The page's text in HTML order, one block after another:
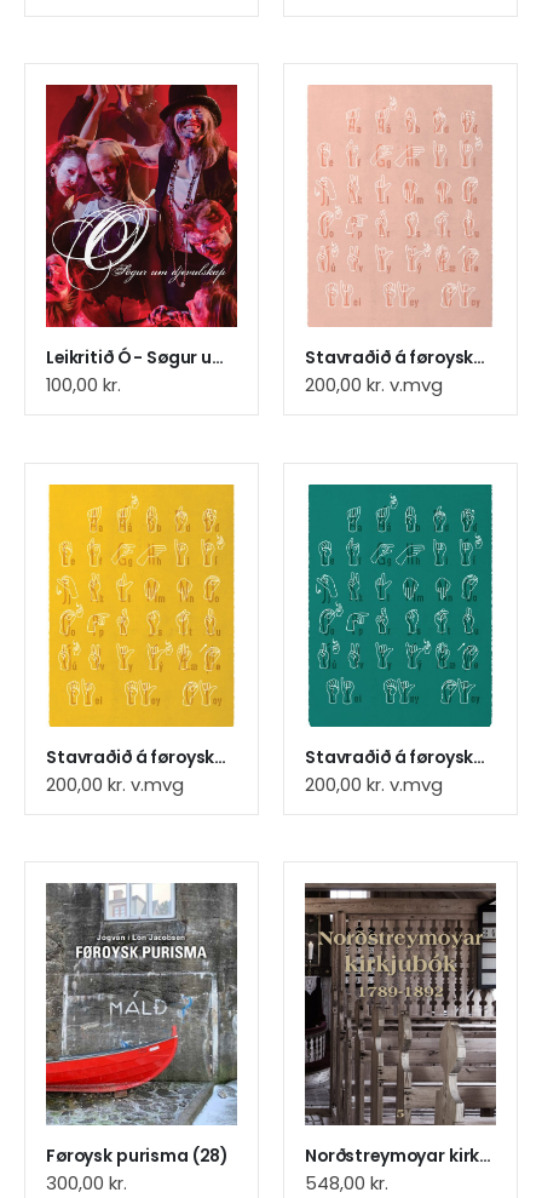
Leikritið Ó - Søgur um djevulskap (36)
100,00 kr.
Stavraðið á føroyskum teknmáli, ljósareyð plakat
200,00 kr. v.mvg
Stavraðið á føroyskum teknmáli, gul plakat
200,00 kr. v.mvg
Stavraðið á føroyskum teknmáli, grøn plakat
200,00 kr. v.mvg
Føroysk purisma (28)
300,00 kr.
Norðstreymoyar kirkjubók 1789-1892 (7)
548,00 kr.